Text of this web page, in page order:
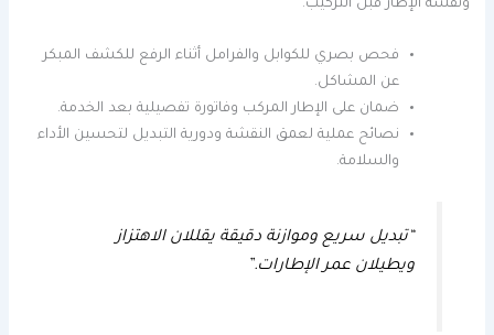
ونقشة الإطار قبل التركيب.
فحص بصري للكوابل والفرامل أثناء الرفع للكشف المبكر
عن المشاكل.
ضمان على الإطار المركب وفاتورة تفصيلية بعد الخدمة.
نصائح عملية لعمق النقشة ودورية التبديل لتحسين الأداء
والسلامة.
“تبديل سريع وموازنة دقيقة يقللان الاهتزاز
ويطيلان عمر الإطارات.”